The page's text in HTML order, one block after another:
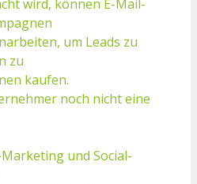
wird, können E-Mail-
um Leads zu
zu
kaufen.
noch nicht eine
und Social-